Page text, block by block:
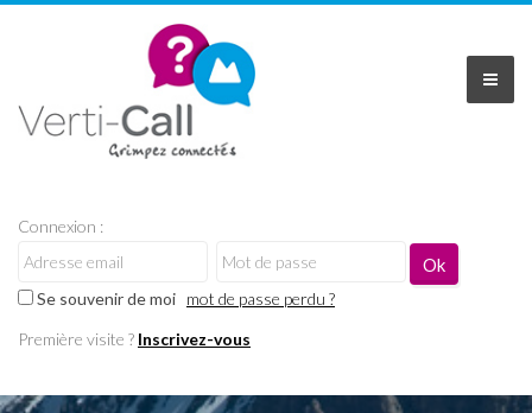
Connexion :
Se souvenir de moi mot de passe perdu ?
Première visite ? Inscrivez-vous